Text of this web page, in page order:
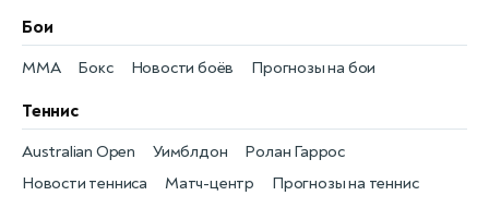
Бои
Новости боёв
MMA Прогнозы на бои
Бокс
Теннис
Новости тенниса
Australian Open
Матч-центр
Уимблдон
Прогнозы на теннис
Ролан Гаррос